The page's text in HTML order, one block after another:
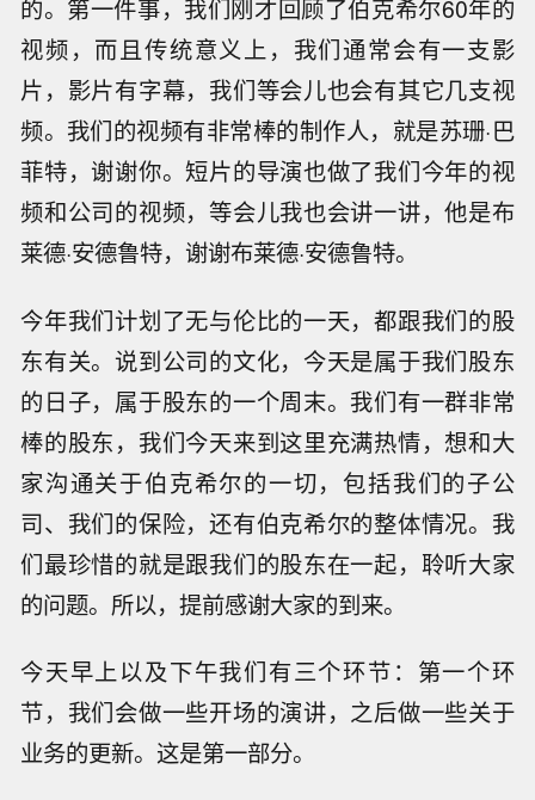
的。第一件事，我们刚才回顾了伯克希尔60年的
视频，而且传统意义上，我们通常会有一支影
片，影片有字幕，我们等会儿也会有其它几支视
频。我们的视频有非常棒的制作人，就是苏珊·巴
菲特，谢谢你。短片的导演也做了我们今年的视
频和公司的视频，等会儿我也会讲一讲，他是布
莱德·安德鲁特，谢谢布莱德·安德鲁特。
今年我们计划了无与伦比的一天，都跟我们的股
东有关。说到公司的文化，今天是属于我们股东
的日子，属于股东的一个周末。我们有一群非常
棒的股东，我们今天来到这里充满热情，想和大
家沟通关于伯克希尔的一切，包括我们的子公
司、我们的保险，还有伯克希尔的整体情况。我
们最珍惜的就是跟我们的股东在一起，聆听大家
的问题。所以，提前感谢大家的到来。
今天早上以及下午我们有三个环节：第一个环
节，我们会做一些开场的演讲，之后做一些关于
业务的更新。这是第一部分。